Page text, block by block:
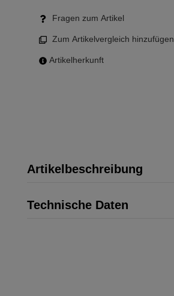
Fragen zum Artikel
Zum Artikelvergleich hinzufügen
Artikelherkunft
Artikelbeschreibung
Technische Daten